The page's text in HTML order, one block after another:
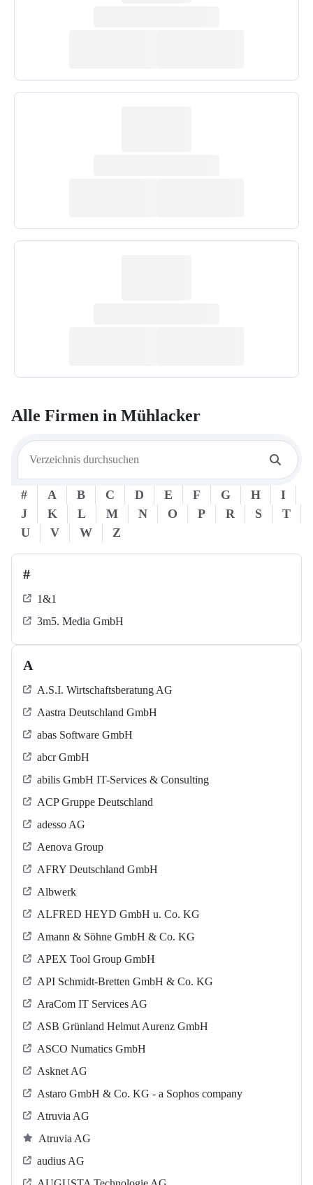
Alle Firmen in Mühlacker
# A B C D E F G H
I
J
K L M N O P R S
T
U
V W Z
#
1&1
3m5. Media GmbH
A
A.S.I. Wirtschaftsberatung AG
Aastra Deutschland GmbH
abas Software GmbH
abcr GmbH
abilis GmbH IT-Services & Consulting
ACP Gruppe Deutschland
adesso AG
Aenova Group
AFRY Deutschland GmbH
Albwerk
ALFRED HEYD GmbH u. Co. KG
Amann & Söhne GmbH & Co. KG
APEX Tool Group GmbH
API Schmidt-Bretten GmbH & Co. KG
AraCom IT Services AG
ASB Grün­land Helmut Au­renz GmbH
ASCO Numatics GmbH
Asknet AG
Astaro GmbH & Co. KG - a Sophos company
Atruvia AG
Atruvia AG
audius AG